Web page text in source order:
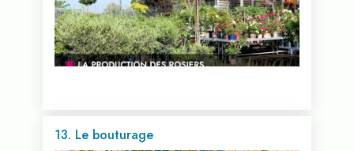
13. Le bouturage